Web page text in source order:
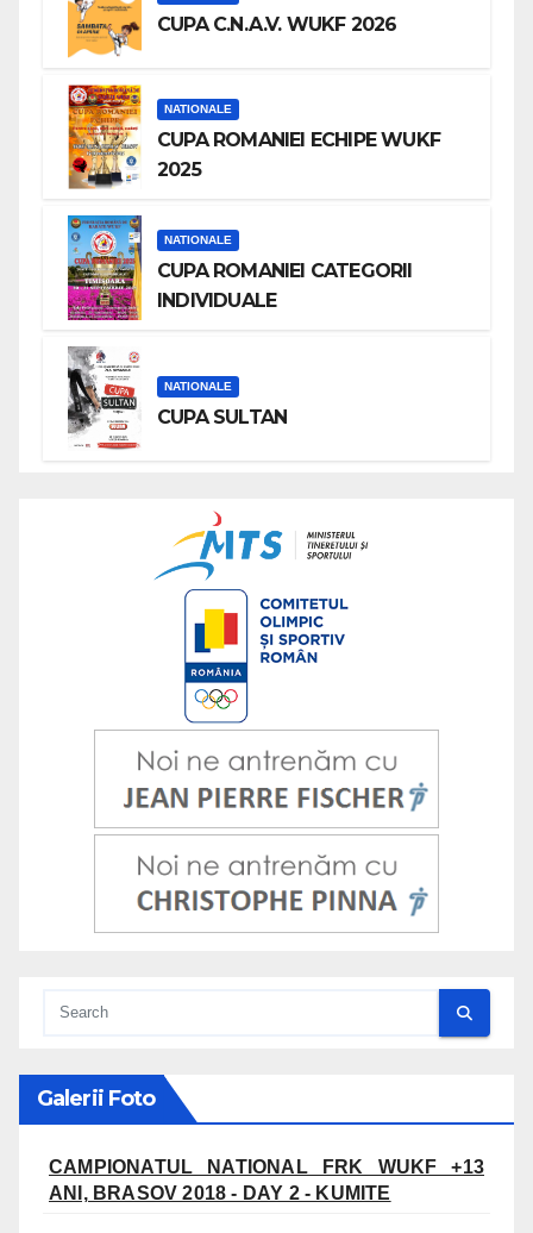
CUPA C.N.A.V. WUKF 2026
NATIONALE
CUPA ROMANIEI ECHIPE WUKF
2025
NATIONALE
CUPA ROMANIEI CATEGORII
INDIVIDUALE
NATIONALE
CUPA SULTAN
Galerii Foto
CAMPIONATUL NATIONAL FRK WUKF +13
ANI, BRASOV 2018 - DAY 2 - KUMITE